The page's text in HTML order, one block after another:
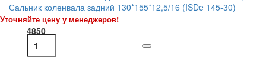
Сальник коленвала задний 130*155*12,5/16 (ISDe 145-30)
Уточняйте цену у менеджеров!
4850